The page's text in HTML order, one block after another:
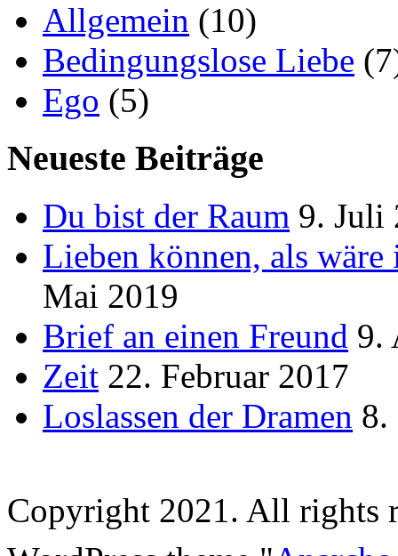
Allgemein (10)
Bedingungslose Liebe
Ego (5)
Neueste Beiträge
Du bist der Raum 9. Juli
Lieben können, als
Mai 2019
Brief an einen Freund 9.
Zeit 22. Februar 2017
Loslassen der Dramen 8.
Copyright 2021. All rights